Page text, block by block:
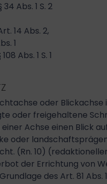
34 Abs. 1 S. 2
14 Abs. 2,
1
Abs. 1 S. 1
oder Blickachse
oder freigehaltene
Achse einen Blick
oder
(Rn. 10)
der Errichtung von
des Art. 81 Abs.